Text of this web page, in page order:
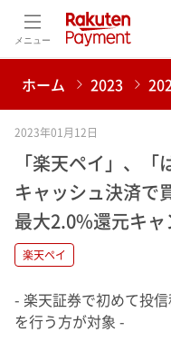
メニュー
ホーム 2023
2023年01月12日
「楽天ペイ」、
キャッシュ決済で
最大2.0%還元キ
楽天ペイ
- 楽天証券で初めて投
を行う方が対象 -